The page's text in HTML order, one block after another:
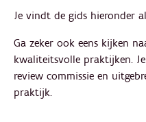
Je vindt de gids hieronder
Ga zeker ook eens kijken
kwaliteitsvolle praktijken.
review commissie en
praktijk.